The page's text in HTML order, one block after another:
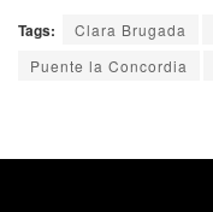
Tags: Clara Brugada
Puente la Concordia